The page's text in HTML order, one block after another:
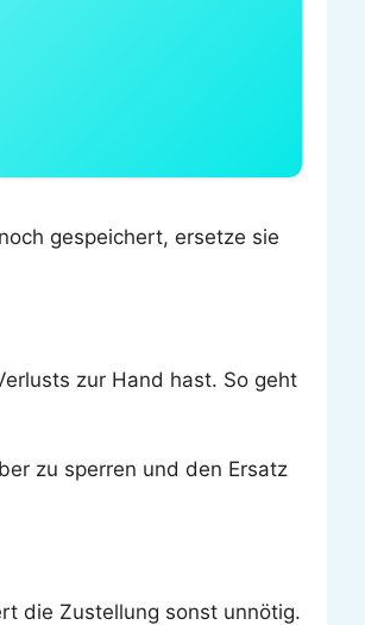
gespeichert, ersetze sie
zur Hand hast. So geht
zu sperren und den Ersatz
die Zustellung sonst unnötig.